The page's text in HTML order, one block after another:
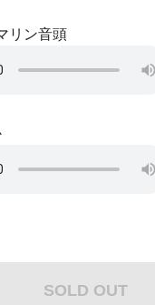
リン音頭
SOLD OUT